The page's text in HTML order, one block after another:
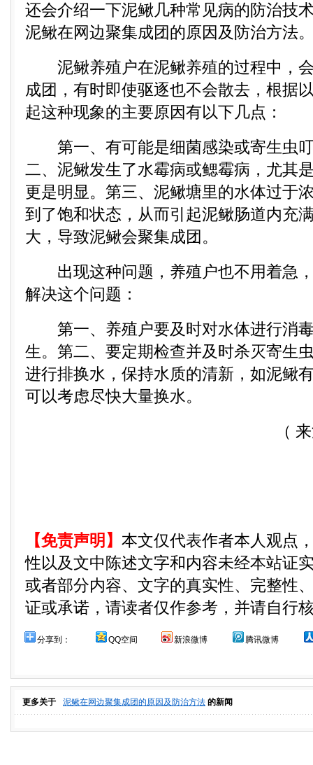
还会介绍一下泥鳅几种常见病的防治技
泥鳅在网边聚集成团的原因及防治方法
泥鳅养殖户在泥鳅养殖的过程中，会
成团，有时即使驱逐也不会散去，根据
起这种现象的主要原因有以下几点：
第一、有可能是细菌感染或寄生虫叮
二、泥鳅发生了水霉病或鳃霉病，尤其
更是明显。第三、泥鳅塘里的水体过于
到了饱和状态，从而引起泥鳅肠道内充
大，导致泥鳅会聚集成团。
出现这种问题，养殖户也不用着急，
解决这个问题：
第一、养殖户要及时对水体进行消毒
生。第二、要定期检查并及时杀灭寄生
进行排换水，保持水质的清新，如泥鳅
可以考虑尽快大量换水。
（ 来
【免责声明】 本文仅代表作者本人观点
性以及文中陈述文字和内容未经本站证
或者部分内容、文字的真实性、完整性
证或承诺，请读者仅作参考，并请自行
分享到： QQ空间 新浪微博 腾讯微博
更多关于 泥鳅在网边聚集成团的原因及防治方法 的新闻